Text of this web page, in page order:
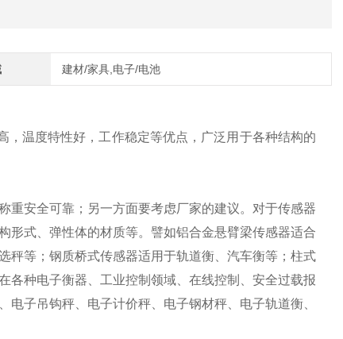
建材/家具,电子/电池
温度特性好，工作稳定等优点，广泛用于各种结构的
重安全可靠；另一方面要考虑厂家的建议。对于传感器
形式、弹性体的材质等。譬如铝合金悬臂梁传感器适合
秤等；钢质桥式传感器适用于轨道衡、汽车衡等；柱式
各种电子衡器、工业控制领域、在线控制、安全过载报
子吊钩秤、电子计价秤、电子钢材秤、电子轨道衡、